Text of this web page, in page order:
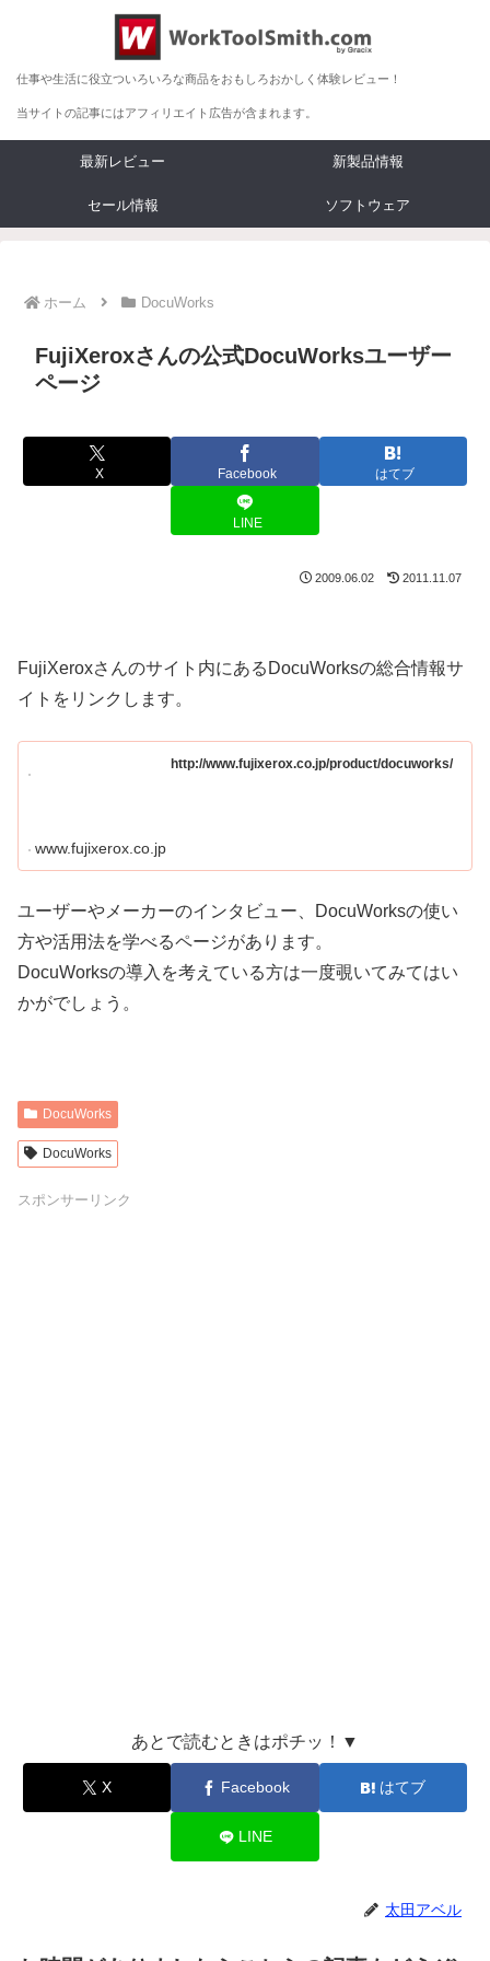
仕事や生活に役立ついろいろな商品をおもしろおかしく体験レビュー！
当サイトの記事にはアフィリエイト広告が含まれます。
最新レビュー 新製品情報
セール情報 ソフトウェア
ホーム DocuWorks
FujiXeroxさんの公式DocuWorksユーザー
ページ
X Facebook はてブ
LINE
2009.06.02 2011.11.07
FujiXeroxさんのサイト内にあるDocuWorksの総合情報サ
イトをリンクします。
http://www.fujixerox.co.jp/product/docuworks/
www.fujixerox.co.jp
ユーザーやメーカーのインタビュー、DocuWorksの使い
方や活用法を学べるページがあります。
DocuWorksの導入を考えている方は一度覗いてみてはい
かがでしょう。
DocuWorks
DocuWorks
スポンサーリンク
あとで読むときはポチッ！▼
X Facebook はてブ
LINE
太田アベル